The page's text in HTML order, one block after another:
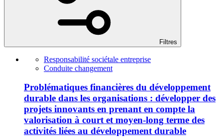
Filtres
Responsabilité sociétale entreprise
Conduite changement
Problématiques financières du développement
durable dans les organisations : développer des
projets innovants en prenant en compte la
valorisation à court et moyen-long terme des
activités liées au développement durable